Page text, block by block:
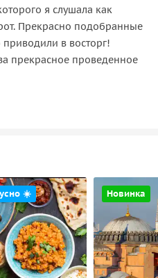
я слушала как
Прекрасно подобранные
в восторг!
прекрасное проведенное
☀️ Новинка